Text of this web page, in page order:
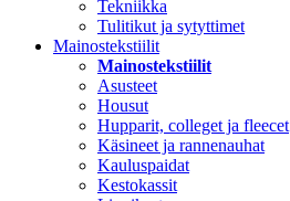
Tekniikka
Tulitikut ja sytyttimet
Mainostekstiilit
Mainostekstiilit
Asusteet
Housut
Hupparit, colleget ja fleecet
Käsineet ja rannenauhat
Kauluspaidat
Kestokassit